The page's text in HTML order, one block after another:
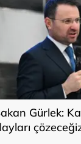
Gürlek: